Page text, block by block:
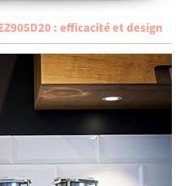
: efficacité et design